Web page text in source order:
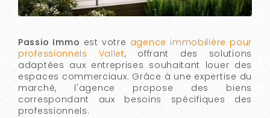
Passio Immo est votre agence immobilière pour
professionnels Vallet, offrant des solutions
adaptées aux entreprises souhaitant louer des
espaces commerciaux. Grâce à une expertise du
marché, l'agence propose des biens
correspondant aux besoins spécifiques des
professionnels.